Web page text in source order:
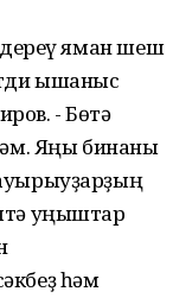
яман шеш
ышаныс
- Бөтә
Яңы бинаны
уңыштар
һәм